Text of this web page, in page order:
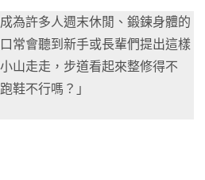
為許多人週末休閒、鍛鍊身體的
常會聽到新手或長輩們提出這樣
山走走，步道看起來整修得不
鞋不行嗎？」